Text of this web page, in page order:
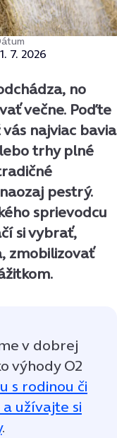
7. 2026
no
večne. Poďte
najviac bavia
trhy plné
pestrý.
sprievodcu
si vybrať,
zmobilizovať
v dobrej
výhody O2
s rodinou či
užívajte si
.